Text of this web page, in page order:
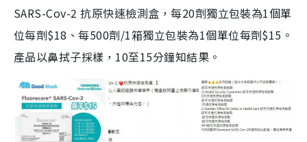
SARS-Cov-2 抗原快速檢測盒，每20劑獨立包裝為1個單
位每劑$18、每500劑/1箱獨立包裝為1個單位每劑$15。
產品以鼻拭子採樣，10至15分鐘知結果。